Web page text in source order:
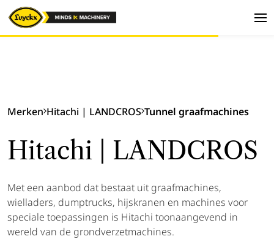
Merken Hitachi | LANDCROS Tunnel graafmachines
Hitachi | LANDCROS
Met een aanbod dat bestaat uit graafmachines,
wielladers, dumptrucks, hijskranen en machines voor
speciale toepassingen is Hitachi toonaangevend in
wereld van de grondverzetmachines.